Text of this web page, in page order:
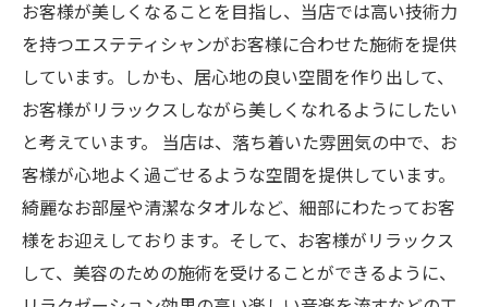
お客様が美しくなることを目指し、当店では高い技術力
を持つエステティシャンがお客様に合わせた施術を提供
しています。しかも、居心地の良い空間を作り出して、
お客様がリラックスしながら美しくなれるようにしたい
と考えています。 当店は、落ち着いた雰囲気の中で、お
客様が心地よく過ごせるような空間を提供しています。
綺麗なお部屋や清潔なタオルなど、細部にわたってお客
様をお迎えしております。そして、お客様がリラックス
して、美容のための施術を受けることができるように、